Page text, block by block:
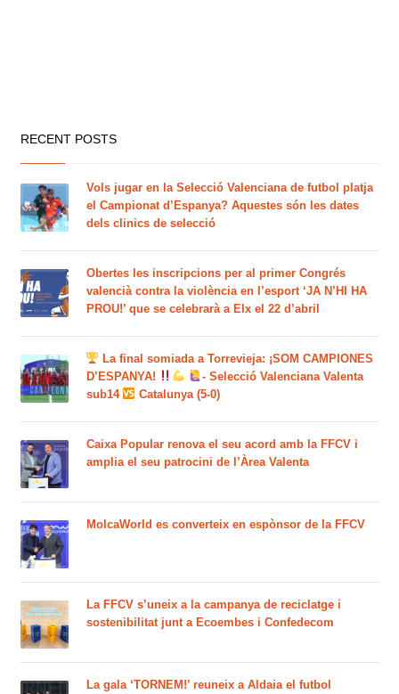
RECENT POSTS
Vols jugar en la Selecció Valenciana de futbol platja
el Campionat d’Espanya? Aquestes són les dates
dels clinics de selecció
Obertes les inscripcions per al primer Congrés
valencià contra la violència en l’esport ‘JA N’HI HA
PROU!’ que se celebrarà a Elx el 22 d’abril
La final somiada a Torrevieja: ¡SOM CAMPIONES
D’ESPANYA!
- Selecció Valenciana Valenta
sub14
Catalunya (5-0)
Caixa Popular renova el seu acord amb la FFCV i
amplia el seu patrocini de l’Àrea Valenta
MolcaWorld es converteix en espònsor de la FFCV
La FFCV s’uneix a la campanya de reciclatge i
sostenibilitat junt a Ecoembes i Confedecom
La gala ‘TORNEM!’ reuneix a Aldaia el futbol